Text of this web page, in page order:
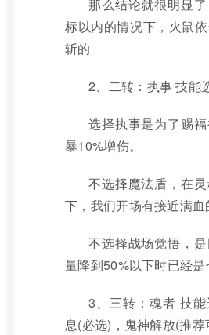
那么结论就很明显
标以内的情况下，火鼠
斩的
2、二转：执事 技能
选择执事是为了赐
暴10%增伤。
不选择魔法盾，在
下，我们开场有接近满血
不选择战场觉悟，
量降到50%以下时已经是
3、三转：魂者 技
息(必选)，鬼神解放(推荐